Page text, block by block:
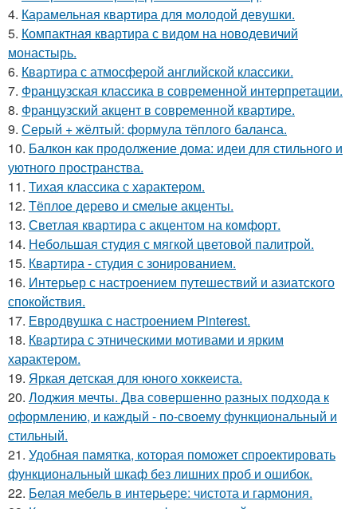
4. Карамельная квартира для молодой девушки.
5. Компактная квартира с видом на новодевичий
монастырь.
6. Квартира с атмосферой английской классики.
7. Французская классика в современной интерпретации.
8. Французский акцент в современной квартире.
9. Серый + жёлтый: формула тёплого баланса.
10. Балкон как продолжение дома: идеи для стильного и
уютного пространства.
11. Тихая классика с характером.
12. Тёплое дерево и смелые акценты.
13. Светлая квартира с акцентом на комфорт.
14. Небольшая студия с мягкой цветовой палитрой.
15. Квартира - студия с зонированием.
16. Интерьер с настроением путешествий и азиатского
спокойствия.
17. Евродвушка с настроением Pinterest.
18. Квартира с этническими мотивами и ярким
характером.
19. Яркая детская для юного хоккеиста.
20. Лоджия мечты. Два совершенно разных подхода к
оформлению, и каждый - по-своему функциональный и
стильный.
21. Удобная памятка, которая поможет спроектировать
функциональный шкаф без лишних проб и ошибок.
22. Белая мебель в интерьере: чистота и гармония.